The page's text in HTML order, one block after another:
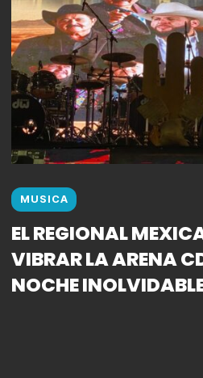
MUSICA
EL REGIONAL
VIBRAR LA ARENA
NOCHE